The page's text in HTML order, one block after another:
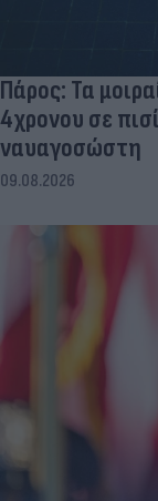
Πάρος: Τα
4χρονου σε
ναυαγοσώστη
09.08.2026